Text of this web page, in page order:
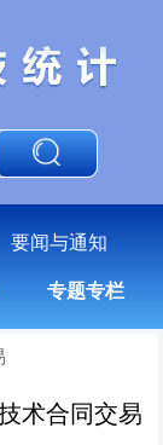
要闻与通知
专题专栏
术合同交易